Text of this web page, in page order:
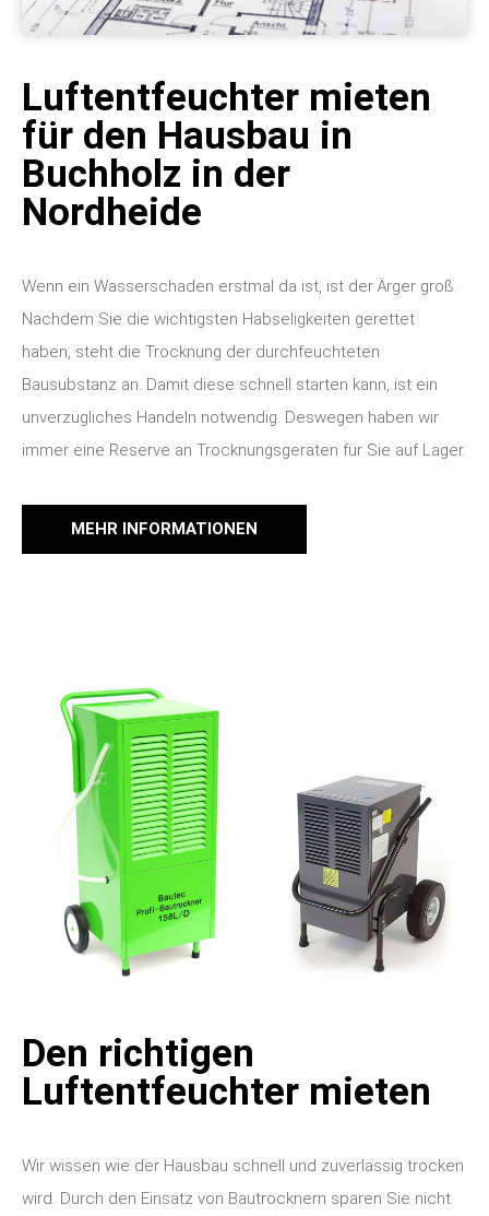
Luftentfeuchter mieten
für den Hausbau in
Buchholz in der
Nordheide
Wenn ein Wasserschaden erstmal da ist, ist der Ärger groß.
Nachdem Sie die wichtigsten Habseligkeiten gerettet
haben, steht die Trocknung der durchfeuchteten
Bausubstanz an. Damit diese schnell starten kann, ist ein
unverzügliches Handeln notwendig. Deswegen haben wir
immer eine Reserve an Trocknungsgeräten für Sie auf Lager.
MEHR INFORMATIONEN
Den richtigen
Luftentfeuchter mieten
Wir wissen wie der Hausbau schnell und zuverlässig trocken
wird. Durch den Einsatz von Bautrocknern sparen Sie nicht